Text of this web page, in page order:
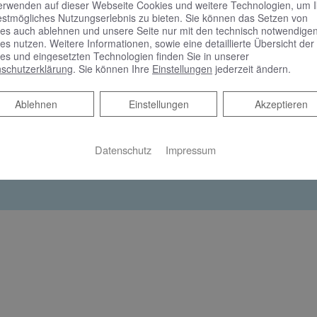
Liefer- und Leistungsverträge abgeschlossen hat.
als Berechnungsgrundlage für den Zuschuss
bis die Fördermittel aufgebraucht sind.
Mehr Infos
auf dieser Webseite Cookies und weitere Technologien, um
Nutzungserlebnis zu bieten. Sie können das Setzen von
auch ablehnen und unsere Seite nur mit den technisch notwendigen
nutzen. Weitere Informationen, sowie eine detaillierte Übersicht der
und eingesetzten Technologien finden Sie in unserer
. Sie können Ihre Einstellungen jederzeit ändern.
Akzeptieren
Einstellungen
Ablehnen
Ablehnen
Datenschutz Impressum